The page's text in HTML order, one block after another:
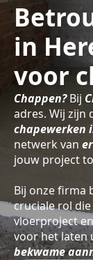
in
voor
Chappen?Bij
adres. Wij zijn
chapewerken
netwerk van
jouw project
Bij onze firma
cruciale rol die
vloerproject
voor het laten
bekwame